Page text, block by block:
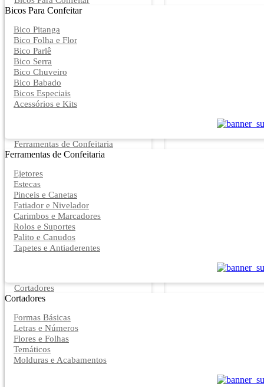
Bicos Para Confeitar
Bico Pitanga
Bico Folha e Flor
Bico Parlê
Bico Serra
Bico Chuveiro
Bico Babado
Bicos Especiais
Acessórios e Kits
Ferramentas de Confeitaria
Ferramentas de Confeitaria
Ejetores
Estecas
Pinceis e Canetas
Fatiador e Nivelador
Carimbos e Marcadores
Rolos e Suportes
Palito e Canudos
Tapetes e Antiaderentes
Cortadores
Cortadores
Formas Básicas
Letras e Números
Flores e Folhas
Temáticos
Molduras e Acabamentos